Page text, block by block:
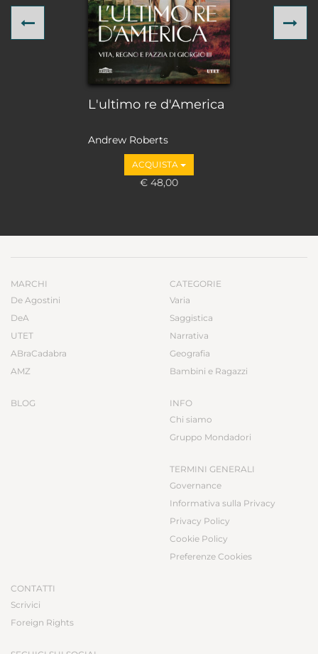
L'ultimo re d'America
Andrew Roberts
ACQUISTA
€ 48,00
Previous
MARCHI
De Agostini
DeA
UTET
ABraCadabra
AMZ
BLOG
CATEGORIE
Varia
Saggistica
Narrativa
Geografia
Bambini e Ragazzi
INFO
Chi siamo
Gruppo Mondadori
TERMINI GENERALI
Governance
Informativa sulla Privacy
Privacy Policy
Cookie Policy
Preferenze Cookies
CONTATTI
Scrivici
Foreign Rights